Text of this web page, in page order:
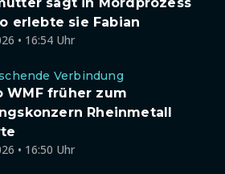
erlebte sie Fabian
• 16:54 Uhr
Verbindung
WMF früher zum
Rheinmetall
• 16:50 Uhr